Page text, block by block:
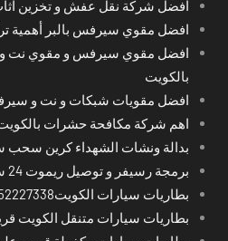
افضل شركة نقل عفش و تخزين
افضل مقوي سيرفس بالبر أهمية
افضل مقوي سيرفس و مقوي نت
بالكويت
افضل مقويات شبكات و نت و
اهم شركة مكافحة حشرات
بدالة ونشات الشهداء كرين سحب
برمجة رسيفر و توصيل ريموت 24 ساعة في محافظات الكويت
بطاريات سيارات الكويت52227338
بطاريات سيارات متنقل الكويت